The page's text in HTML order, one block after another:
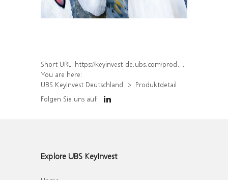
Short URL: https://keyinvest-de.ubs.com/produkt/detail/index/isin/DE000WA7UJD9
You are here:
UBS KeyInvest Deutschland
Produktdetail
Folgen Sie uns auf
Explore UBS KeyInvest